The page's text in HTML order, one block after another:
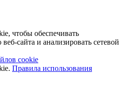
чтобы обеспечивать
сайта и анализировать сетевой
cookie
Правила использования